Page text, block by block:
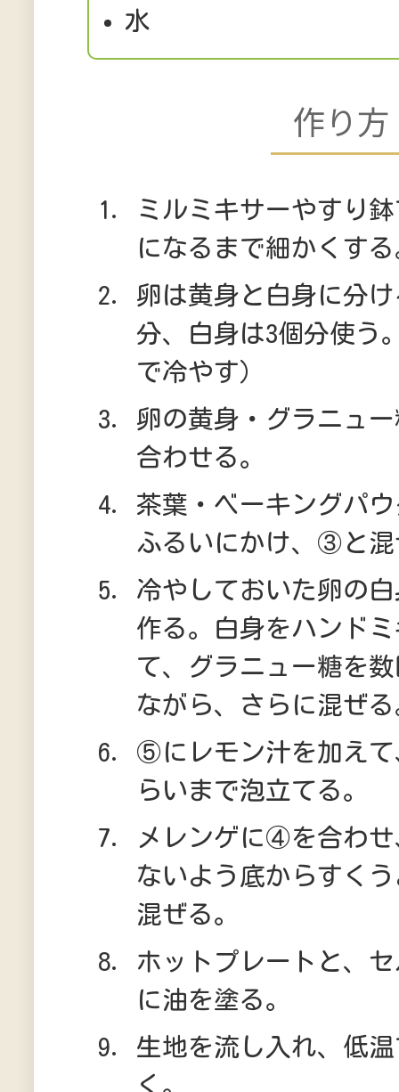
水 大
作り方
ミルミキサーやすり
になるまで細かくす
卵は黄身と白身に分
分、白身は3個分使う
で冷やす）
卵の黄身・グラニュ
合わせる。
茶葉・ベーキングパ
ふるいにかけ、③と混
冷やしておいた卵の
作る。白身をハンド
て、グラニュー糖を
ながら、さらに混ぜ
⑤にレモン汁を加えて
らいまで泡立てる。
メレンゲに④を合わ
ないよう底からすく
混ぜる。
ホットプレートと、
に油を塗る。
生地を流し入れ、低
く。